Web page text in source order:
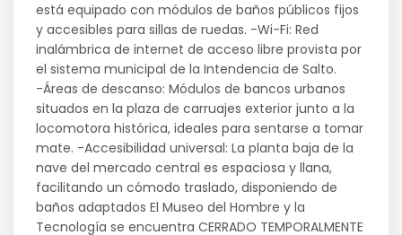
está equipado con módulos de baños públicos fijos
y accesibles para sillas de ruedas. -Wi-Fi: Red
inalámbrica de internet de acceso libre provista por
el sistema municipal de la Intendencia de Salto.
-Áreas de descanso: Módulos de bancos urbanos
situados en la plaza de carruajes exterior junto a la
locomotora histórica, ideales para sentarse a tomar
mate. -Accesibilidad universal: La planta baja de la
nave del mercado central es espaciosa y llana,
facilitando un cómodo traslado, disponiendo de
baños adaptados El Museo del Hombre y la
Tecnología se encuentra CERRADO TEMPORALMENTE